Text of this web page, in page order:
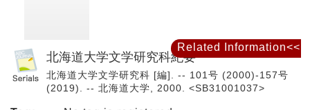
北海道大学文学研究科紀要
北海道大学文学研究科 [編]. -- 101号 (2000)-157号
(2019). -- 北海道大学, 2000. <SB31001037>
Related Information<<